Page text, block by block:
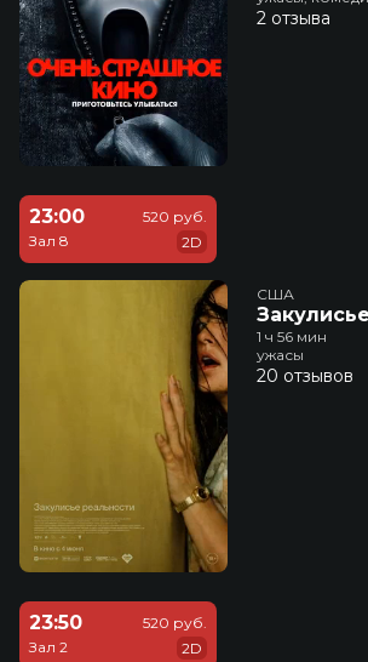
2 отзыва
23:00
Зал 8
520 руб.
2D
США
1 ч 56 мин
ужасы
20 отзывов
23:50
Зал 2
520 руб.
2D